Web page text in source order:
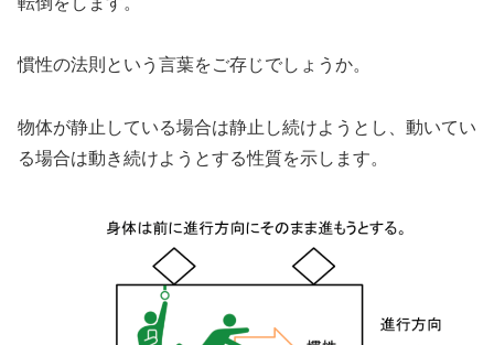
慣性の法則という言葉をご存じでしょうか。
物体が静止している場合は静止し続けようとし、動いてい
る場合は動き続けようとする性質を示します。